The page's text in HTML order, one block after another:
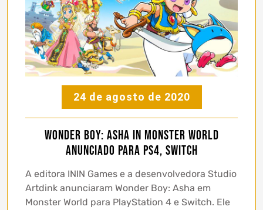
24 de agosto de 2020
Wonder Boy: Asha in Monster World
anunciado para PS4, Switch
A editora ININ Games e a desenvolvedora Studio
Artdink anunciaram Wonder Boy: Asha em
Monster World para PlayStation 4 e Switch. Ele